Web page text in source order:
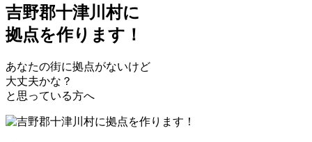
吉野郡十津川村に
拠点を作ります！
あなたの街に拠点がないけど
大丈夫かな？
と思っている方へ